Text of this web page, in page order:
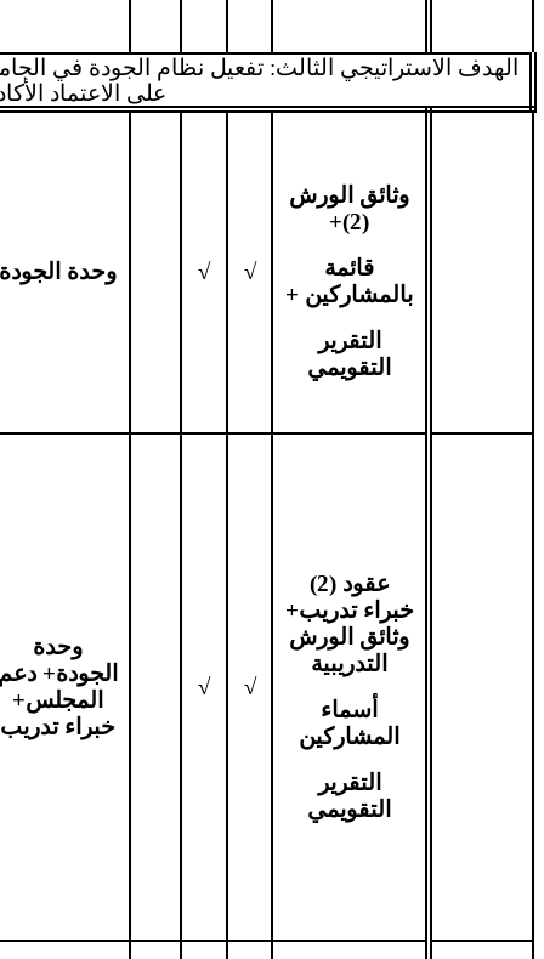
الهدف الاستراتيجي الثالث: تفعيل نظام الجودة في
على الاعتماد
وثائق الورش
(2)+
قائمة
بالمشاركين +
التقرير
التقويمي
√
√ وحدة
عقود (2)
خبراء تدريب+
وثائق الورش
التدريبية
أسماء
المشاركين
التقرير
التقويمي
√
√
وحدة
الجودة+
المجلس+
خبراء تدريب